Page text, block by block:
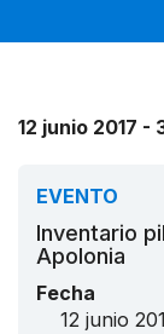
12 junio 2017 -
EVENTO
Inventario
Apolonia
Fecha
12 junio